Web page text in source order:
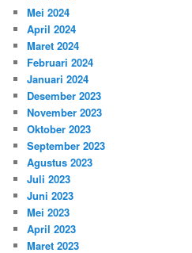
Mei 2024
April 2024
Maret 2024
Februari 2024
Januari 2024
Desember 2023
November 2023
Oktober 2023
September 2023
Agustus 2023
Juli 2023
Juni 2023
Mei 2023
April 2023
Maret 2023